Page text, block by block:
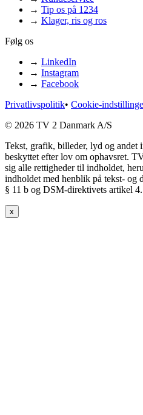
→ Tip os på 1234
→ Klager, ris og ros
Følg os
→ LinkedIn
→ Instagram
→ Facebook
Privatlivspolitik• Cookie-
© 2026 TV 2 Danmark A/S
Tekst, grafik, billeder, lyd og andet
beskyttet efter lov om ophavsret.
sig alle rettigheder til indholdet,
indholdet med henblik på tekst- og
§ 11 b og DSM-direktivets artikel 4.
x